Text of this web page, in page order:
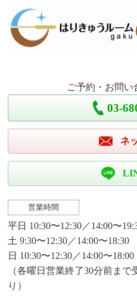
ご予約・お問い
03-
ネ
営業時間
平日 10:30〜12:30／14:00〜
土 9:30〜12:30／14:00〜18:30
日 10:30〜12:30／14:00〜18:00
（各曜日営業終了30分前ま
り）